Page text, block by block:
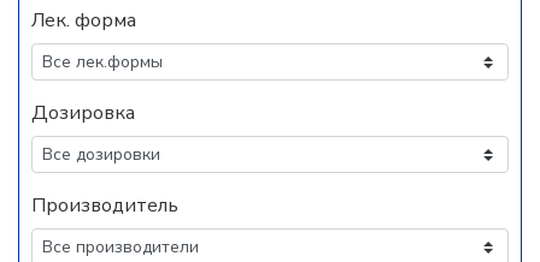
Лек. форма
Дозировка
Производитель